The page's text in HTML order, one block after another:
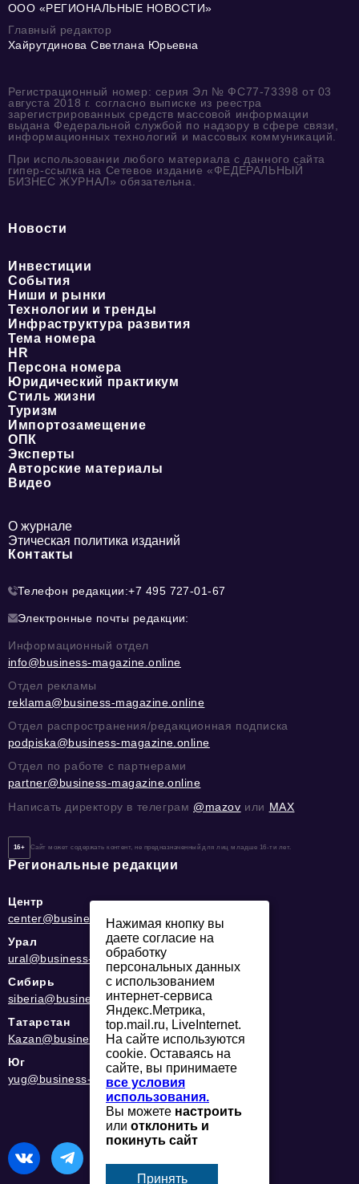
ООО «РЕГИОНАЛЬНЫЕ НОВОСТИ»
Главный редактор
Хайрутдинова Светлана Юрьевна
Регистрационный номер: серия Эл № ФС77-73398 от 03
августа 2018 г. согласно выписке из реестра
зарегистрированных средств массовой информации
выдана Федеральной службой по надзору в сфере связи,
информационных технологий и массовых коммуникаций.
При использовании любого материала с данного сайта
гипер-ссылка на Сетевое издание «ФЕДЕРАЛЬНЫЙ
БИЗНЕС ЖУРНАЛ» обязательна.
Новости
Инвестиции
События
Ниши и рынки
Технологии и тренды
Инфраструктура развития
Тема номера
HR
Персона номера
Юридический практикум
Стиль жизни
Туризм
Импортозамещение
ОПК
Эксперты
Авторские материалы
Видео
О журнале
Этическая политика изданий
Контакты
Телефон редакции:+7 495 727-01-67
Электронные почты редакции:
Информационный отдел
info@business-magazine.online
Отдел рекламы
reklama@business-magazine.online
Отдел распространения/редакционная подписка
podpiska@business-magazine.online
Отдел по работе с партнерами
partner@business-magazine.online
Написать директору в телеграм @mazov или MAX
16+ Сайт может содержать контент, не предназначенный для лиц младше 16-ти лет.
Региональные редакции
Центр
center@business-magazine.online
Урал
ural@business-magazine.online
Сибирь
siberia@business-magazine.online
Татарстан
Kazan@business-magazine.online
Юг
yug@business-magazine.online
Нажимая кнопку вы
даете согласие на
обработку
персональных данных
с использованием
интернет-сервиса
Яндекс.Метрика,
top.mail.ru, LiveInternet.
На сайте используются
cookie. Оставаясь на
сайте, вы принимаете
все условия
использования.
Вы можете настроить
или отклонить и
покинуть сайт
Принять